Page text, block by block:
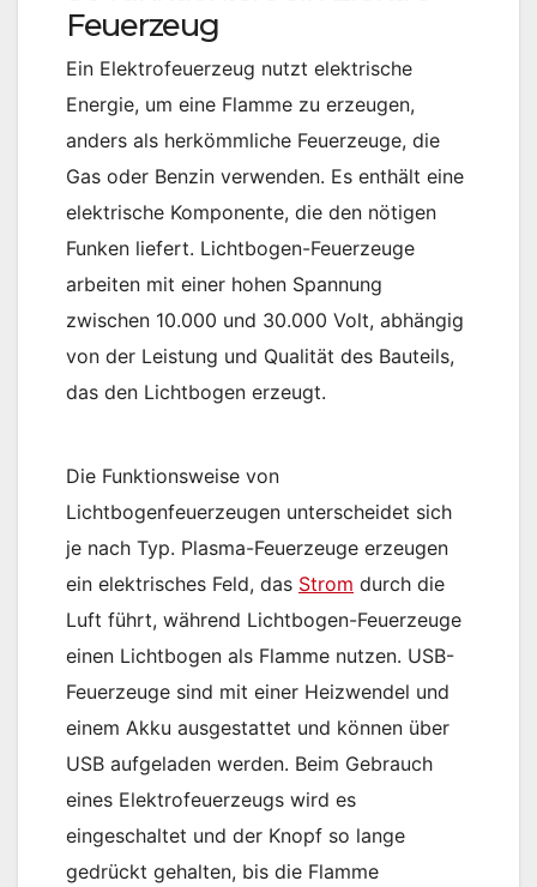
Feuerzeug
Ein Elektrofeuerzeug nutzt elektrische
Energie, um eine Flamme zu erzeugen,
anders als herkömmliche Feuerzeuge, die
Gas oder Benzin verwenden. Es enthält eine
elektrische Komponente, die den nötigen
Funken liefert. Lichtbogen-Feuerzeuge
arbeiten mit einer hohen Spannung
zwischen 10.000 und 30.000 Volt, abhängig
von der Leistung und Qualität des Bauteils,
das den Lichtbogen erzeugt.
Die Funktionsweise von
Lichtbogenfeuerzeugen unterscheidet sich
je nach Typ. Plasma-Feuerzeuge erzeugen
ein elektrisches Feld, das Strom durch die
Luft führt, während Lichtbogen-Feuerzeuge
einen Lichtbogen als Flamme nutzen. USB-
Feuerzeuge sind mit einer Heizwendel und
einem Akku ausgestattet und können über
USB aufgeladen werden. Beim Gebrauch
eines Elektrofeuerzeugs wird es
eingeschaltet und der Knopf so lange
gedrückt gehalten, bis die Flamme